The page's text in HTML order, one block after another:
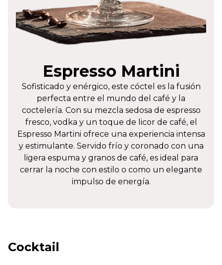
Espresso Martini
Sofisticado y enérgico, este cóctel es la fusión
perfecta entre el mundo del café y la
coctelería. Con su mezcla sedosa de espresso
fresco, vodka y un toque de licor de café, el
Espresso Martini ofrece una experiencia intensa
y estimulante. Servido frío y coronado con una
ligera espuma y granos de café, es ideal para
cerrar la noche con estilo o como un elegante
impulso de energía.
Cocktail